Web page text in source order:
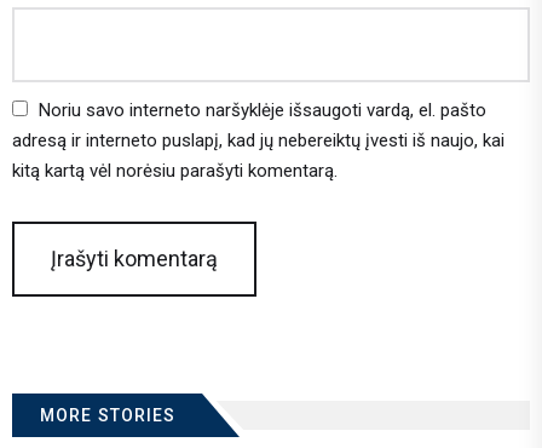
Noriu savo interneto naršyklėje išsaugoti vardą, el. pašto
adresą ir interneto puslapį, kad jų nebereiktų įvesti iš naujo, kai
kitą kartą vėl norėsiu parašyti komentarą.
MORE STORIES